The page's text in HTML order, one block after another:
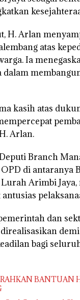
H. Arlan
atas
Ia
kasih atas
Arlan.
Branch
di antaranya
Arimbi
dan
bagi
BANTUAN